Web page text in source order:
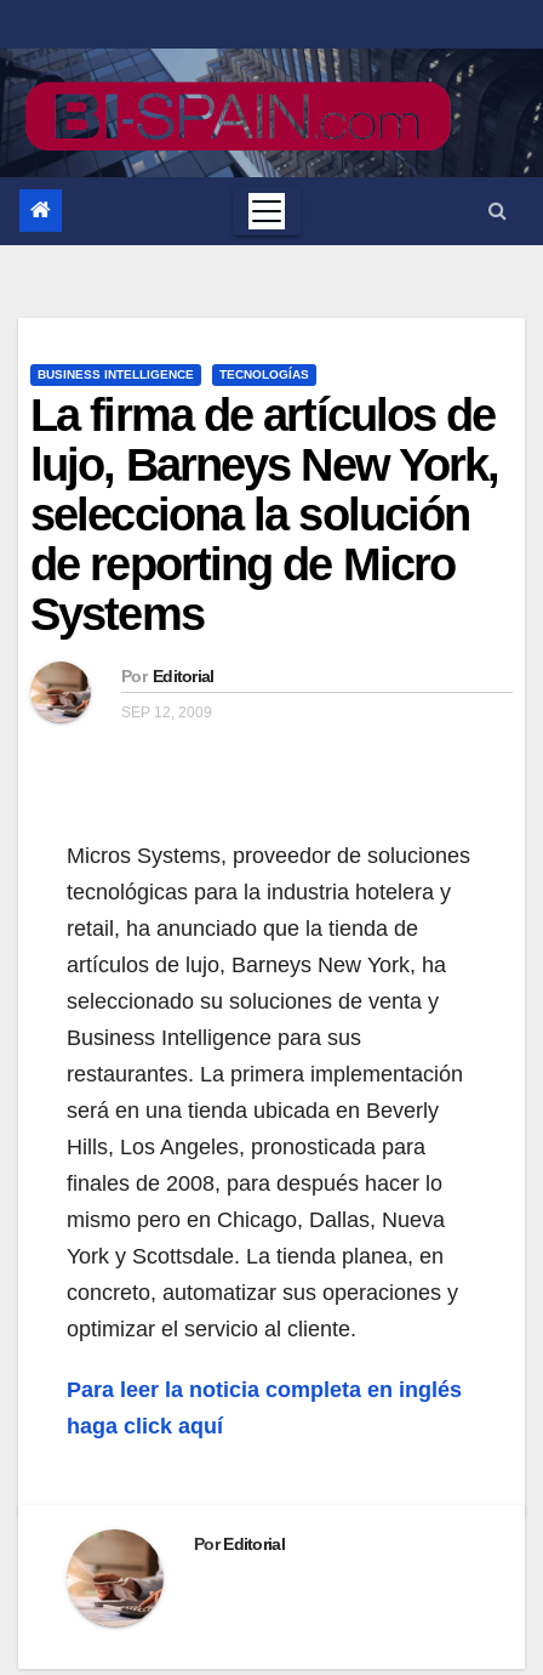
al
contenido
BUSINESS INTELLIGENCE TECNOLOGÍAS
La firma de artículos de
lujo, Barneys New York,
selecciona la solución
de reporting de Micro
Systems
Por Editorial
SEP 12, 2009
Micros Systems, proveedor de soluciones
tecnológicas para la industria hotelera y
retail, ha anunciado que la tienda de
artículos de lujo, Barneys New York, ha
seleccionado su soluciones de venta y
Business Intelligence para sus
restaurantes. La primera implementación
será en una tienda ubicada en Beverly
Hills, Los Angeles, pronosticada para
finales de 2008, para después hacer lo
mismo pero en Chicago, Dallas, Nueva
York y Scottsdale. La tienda planea, en
concreto, automatizar sus operaciones y
optimizar el servicio al cliente.
Para leer la noticia completa en inglés
haga click aquí
PorEditorial